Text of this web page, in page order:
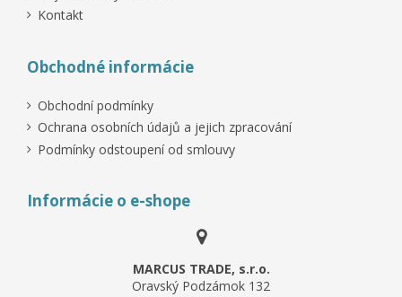
Kontakt
Obchodné informácie
Obchodní podmínky
Ochrana osobních údajů a jejich zpracování
Podmínky odstoupení od smlouvy
Informácie o e-shope
MARCUS TRADE, s.r.o.
Oravský Podzámok 132